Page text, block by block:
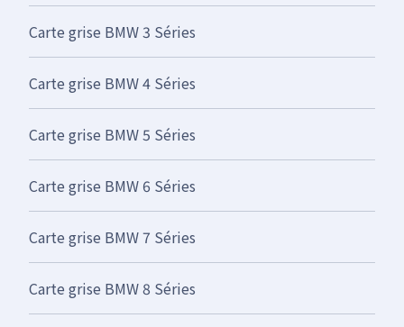
Carte grise BMW 3 Séries
Carte grise BMW 4 Séries
Carte grise BMW 5 Séries
Carte grise BMW 6 Séries
Carte grise BMW 7 Séries
Carte grise BMW 8 Séries